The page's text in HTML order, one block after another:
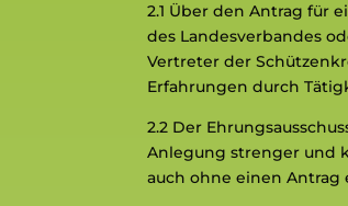
2.1 Über den Antrag für
des Landesverbandes
Vertreter der
Erfahrungen durch
2.2 Der
Anlegung strenger und
auch ohne einen